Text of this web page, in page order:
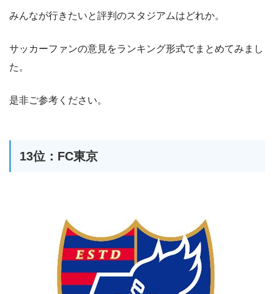
みんなが行きたいと評判のスタジアムはどれか。
サッカーファンの意見をランキング形式でまとめてみまし
た。
是非ご参考ください。
13位：FC東京